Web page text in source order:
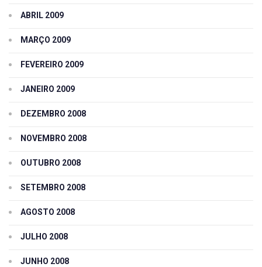
ABRIL 2009
MARÇO 2009
FEVEREIRO 2009
JANEIRO 2009
DEZEMBRO 2008
NOVEMBRO 2008
OUTUBRO 2008
SETEMBRO 2008
AGOSTO 2008
JULHO 2008
JUNHO 2008